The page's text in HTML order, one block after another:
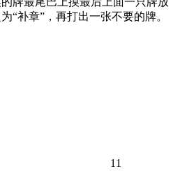
“补章”，再打出一张不要的牌。
11